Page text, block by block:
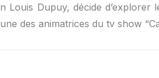
Louis Dupuy, décide
des animatrices du tv show